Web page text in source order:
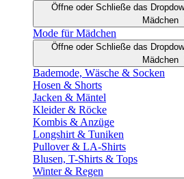
Öffne oder Schließe das
Mädchen
Mode für Mädchen
Öffne oder Schließe das
Mädchen
Bademode, Wäsche & Socken
Hosen & Shorts
Jacken & Mäntel
Kleider & Röcke
Kombis & Anzüge
Longshirt & Tuniken
Pullover & LA-Shirts
Blusen, T-Shirts & Tops
Winter & Regen